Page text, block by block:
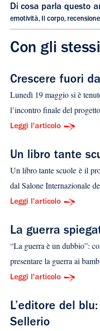
Di cosa parla questo
emotività, Il corpo, recensione
Con gli
Crescere fuori
Lunedì 19 maggio si è
l’incontro finale del
Leggi l'articolo
Un libro tante
Un libro tante scuole è il
dal Salone Internazionale
Leggi l'articolo
La guerra
“La guerra è un dubbio”:
presentare la guerra ai
Leggi l'articolo
L’editore del
Sellerio